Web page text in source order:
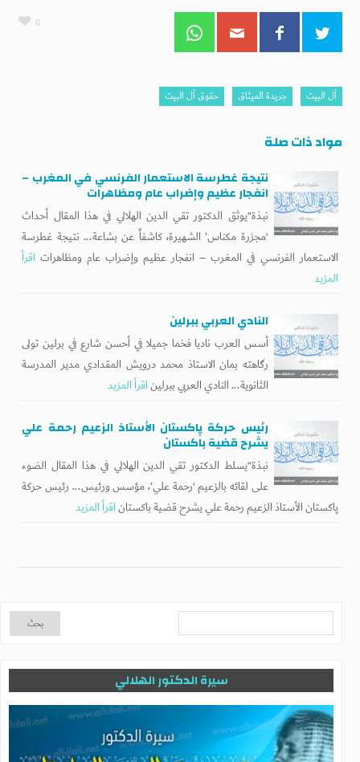
0
آل البيت جريدة الميثاق حقوق آل البيت
مواد ذات صلة
نتيجة غطرسة الاستعمار الفرنسي في المغرب –
انفجار عظيم وإضراب عام ومظاهرات
نبذة“يوثق الدكتور تقي الدين الهلالي في هذا المقال أحداث
‘مجزرة مكناس’ الشهيرة، كاشفاً عن بشاعة... نتيجة غطرسة
الاستعمار الفرنسي في المغرب – انفجار عظيم وإضراب عام ومظاهرات اقرأ
المزيد
النادي العربي ببرلين
أسس العرب ناديا فخما جميلا في أحسن شارع في برلين تولى
رگاهته بمان الاستاذ محمد درويش المقدادي مدير المدرسة
الثانوية... النادي العربي ببرليناقرأ المزيد
رئيس حركة پاكستان الأستاذ الزعيم رحمة علي
يشرح قضية باكستان
نبذة“يسلط الدكتور تقي الدين الهلالي في هذا المقال الضوء
على لقائه بالزعيم ‘رحمة علي’، مؤسس ورئيس... رئيس حركة
پاكستان الأستاذ الزعيم رحمة علي يشرح قضية باكستاناقرأ المزيد
سيرة الدكتور الهلالي